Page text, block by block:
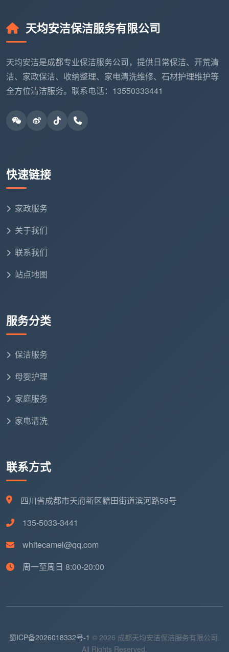
天均安洁保洁服务有限公司
天均安洁是成都专业保洁服务公司，提供日常保洁、开荒清
洁、家政保洁、收纳整理、家电清洗维修、石材护理维护等
全方位清洁服务。联系电话：13550333441
快速链接
家政服务
关于我们
联系我们
站点地图
服务分类
保洁服务
母婴护理
家庭服务
家电清洗
联系方式
四川省成都市天府新区籍田街道滨河路58号
135-5033-3441
whitecamel@qq.com
周一至周日 8:00-20:00
蜀ICP备2026018332号-1 © 2026 成都天均安洁保洁服务有限公司.
All Rights Reserved.